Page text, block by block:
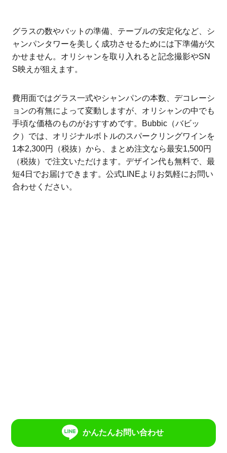
かんたんお問い合わせ
グラスの数やバットの準備、テーブルの安定化など、シ
ャンパンタワーを美しく成功させるためには下準備が欠
かせません。オリシャンを取り入れると記念撮影やSN
S映えが狙えます。
費用面ではグラス一式やシャンパンの本数、デコレーシ
ョンの有無によって変動しますが、オリシャンの中でも
手頃な価格のものがおすすめです。Bubbic（バビッ
ク）では、オリジナルボトルのスパークリングワインを
1本2,300円（税抜）から、まとめ注文なら最安1,500円
（税抜）で注文いただけます。デザイン代も無料で、最
短4日でお届けできます。公式LINEよりお気軽にお問い
合わせください。